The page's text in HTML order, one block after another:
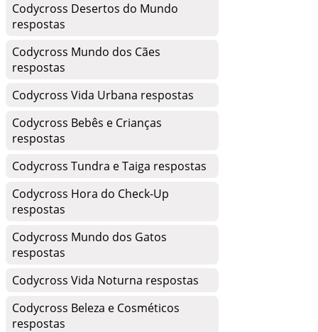
Codycross Desertos do Mundo
respostas
Codycross Mundo dos Cães
respostas
Codycross Vida Urbana respostas
Codycross Bebês e Crianças
respostas
Codycross Tundra e Taiga respostas
Codycross Hora do Check-Up
respostas
Codycross Mundo dos Gatos
respostas
Codycross Vida Noturna respostas
Codycross Beleza e Cosméticos
respostas